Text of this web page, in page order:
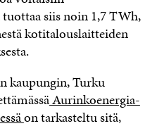
siis noin 1,7 TWh,
kotitalouslaitteiden
kaupungin, Turku
Aurinkoenergia-
on tarkasteltu sitä,